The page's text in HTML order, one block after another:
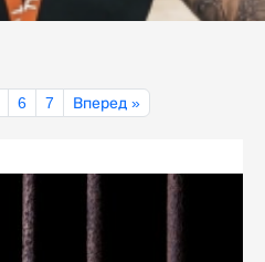
6 7 Вперед »